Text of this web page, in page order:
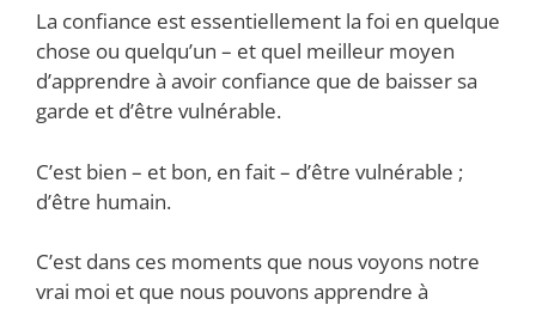
La confiance est essentiellement la foi en quelque
chose ou quelqu’un – et quel meilleur moyen
d’apprendre à avoir confiance que de baisser sa
garde et d’être vulnérable.
C’est bien – et bon, en fait – d’être vulnérable ;
d’être humain.
C’est dans ces moments que nous voyons notre
vrai moi et que nous pouvons apprendre à